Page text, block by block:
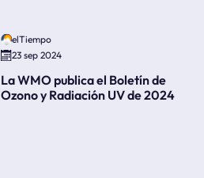
elTiempo
23 sep 2024
La WMO publica el Boletín de
Ozono y Radiación UV de 2024